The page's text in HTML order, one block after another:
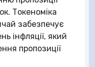
Токеноміка
забезпечує
інфляції, який
пропозиції